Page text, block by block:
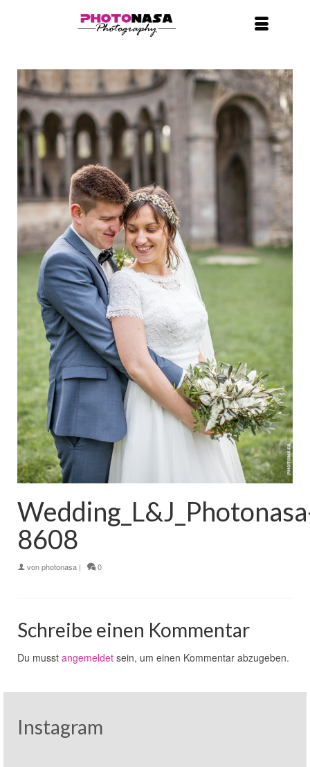
8608
vonphotonasa | 0
Schreibe einen Kommentar
Du musst angemeldet sein, um einen Kommentar abzugeben.
Instagram